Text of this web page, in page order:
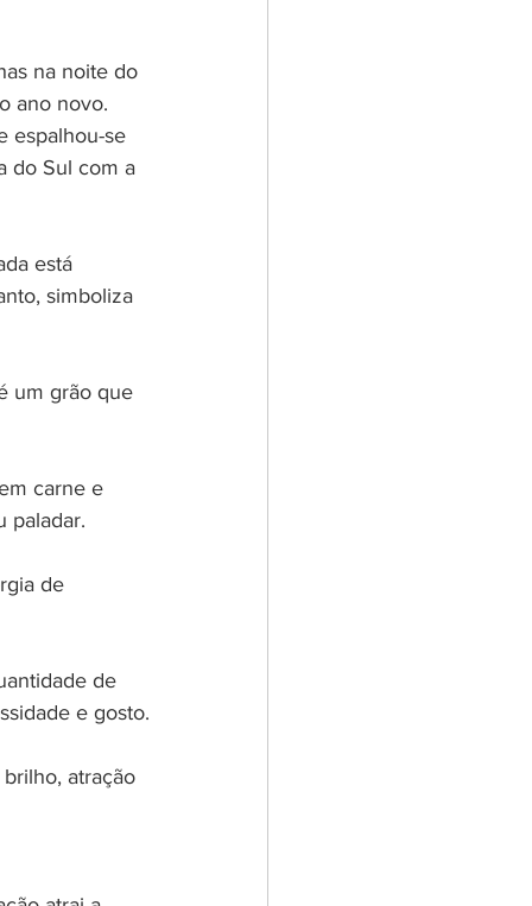
na noite do
ano novo.
espalhou-se
do Sul com a
está
simboliza
um grão que
carne e
paladar.
de
de
e gosto.
atração